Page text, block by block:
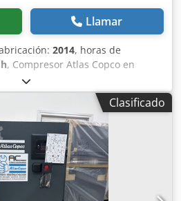
Llamar
2014, horas de
, Compresor Atlas Copco en
y muy silencioso
Dcsdpfezc Hmhjx Ahqsk
Presión máxima: 10 bar
Potencia: 110 kW / 150 CV
Clasificado